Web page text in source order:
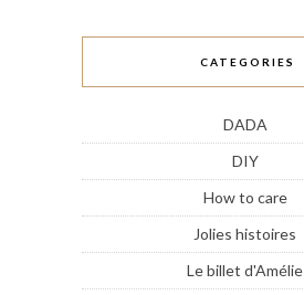
CATEGORIES
DADA
DIY
How to care
Jolies histoires
Le billet d'Amélie